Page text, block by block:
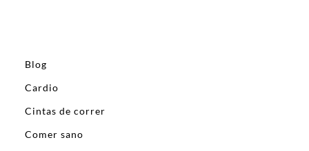
Blog
Cardio
Cintas de correr
Comer sano